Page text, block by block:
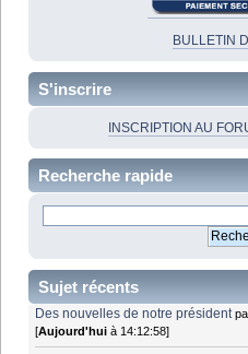
BULLETIN
S'inscrire
INSCRIPTION AU
Recherche rapide
Sujet récents
Des nouvelles de notre président
[Aujourd'hui à 14:12:58]